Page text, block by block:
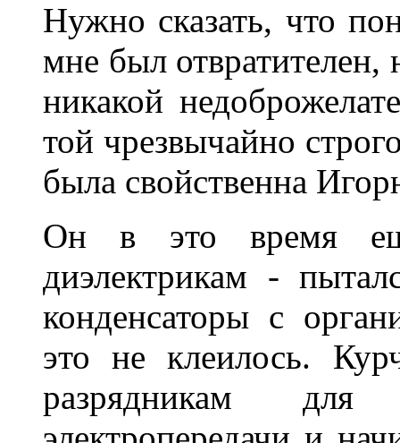
Нужно сказать, что
мне был отвратителен,
никакой
той чрезвычайно
была свойственна
Он в это время
диэлектрикам -
конденсаторы с
это не клеилось.
разрядникам для